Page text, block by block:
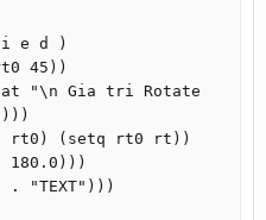
i e d )
45))
"\n Gia tri Rotate
(setq rt0 rt))
"TEXT")))